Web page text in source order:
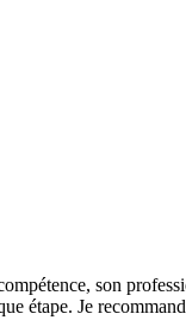
son
étape. Je